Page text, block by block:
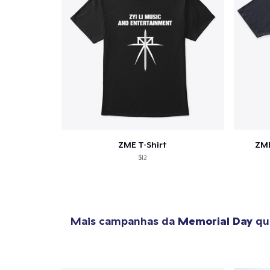
ZME T-Shirt
$12
Mais campanhas da Memorial Day